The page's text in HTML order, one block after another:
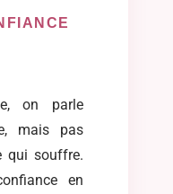
on parle
mais pas
qui souffre.
en